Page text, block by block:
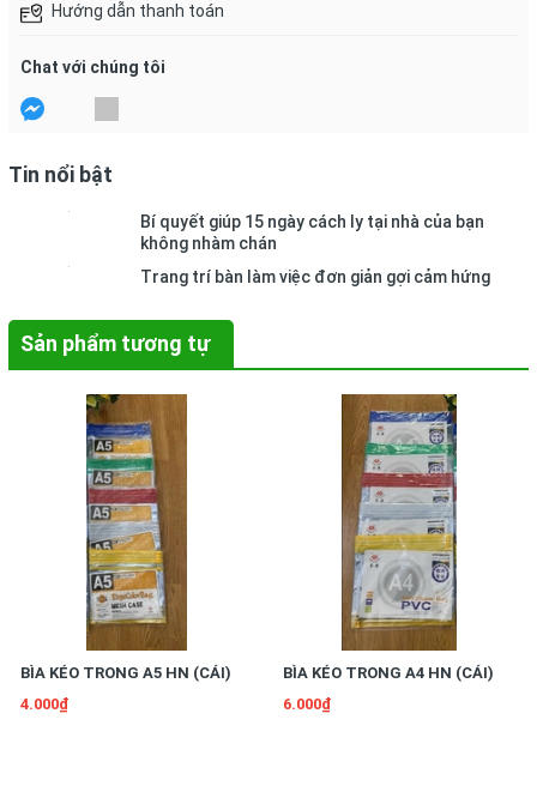
Hướng dẫn thanh toán
Chat với chúng tôi
Tin nổi bật
Bí quyết giúp 15 ngày cách ly tại nhà của bạn
không nhàm chán
Trang trí bàn làm việc đơn giản gợi cảm hứng
Sản phẩm tương tự
BÌA KÉO TRONG A5 HN (CÁI)
4.000₫
BÌA KÉO TRONG A4 HN (CÁI)
6.000₫